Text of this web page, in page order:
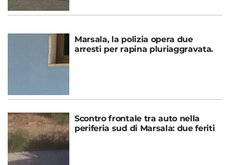
Marsala, la polizia opera due
arresti per rapina pluriaggravata.
Scontro frontale tra auto nella
periferia sud di Marsala: due feriti